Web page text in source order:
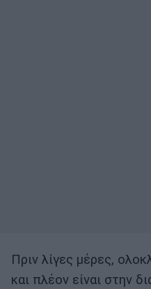
Πριν λίγες μέρες,
και πλέον είναι στην